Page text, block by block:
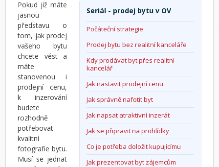
Seriál - prodej bytu v OV
Počáteční strategie
Prodej bytu bez realitní kanceláře
Kdy prodávat byt přes realitní
kancelář
Jak nastavit prodejní cenu
Jak správně nafotit byt
Jak napsat atraktivní inzerát
Jak se připravit na prohlídky
Co je potřeba doložit kupujícímu
Jak prezentovat byt zájemcům
Pokud již máte
jasnou
představu o
tom, jak prodej
vašeho bytu
chcete vést a
máte
stanovenou i
prodejní cenu,
k inzerování
budete
rozhodně
potřebovat
kvalitní
fotografie bytu.
Musí se jednat